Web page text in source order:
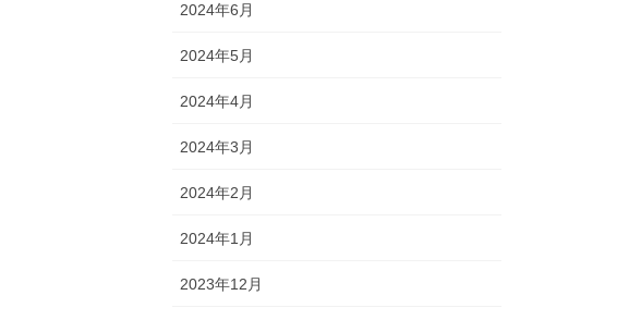
2024年6月
2024年5月
2024年4月
2024年3月
2024年2月
2024年1月
2023年12月